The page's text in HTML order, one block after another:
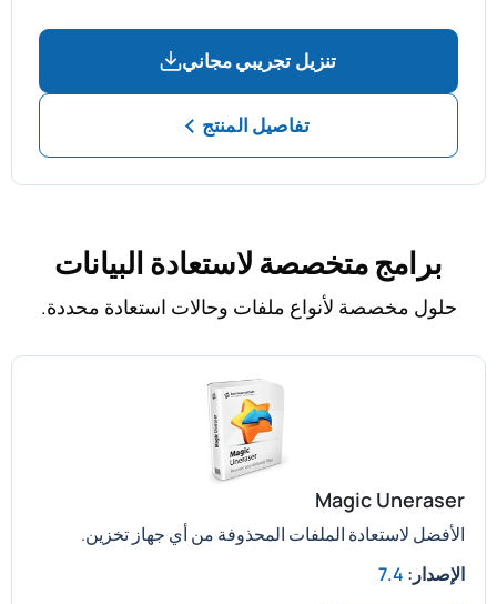
تنزيل تجريبي مجاني
تفاصيل المنتج
برامج متخصصة لاستعادة البيانات
حلول مخصصة لأنواع ملفات وحالات استعادة محددة.
Magic Uneraser
الأفضل لاستعادة الملفات المحذوفة من أي جهاز تخزين.
الإصدار: 7.4